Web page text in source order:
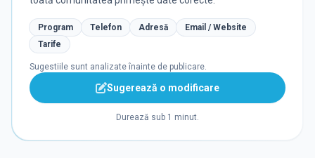
Program Telefon Adresă
Email / Website
Tarife
Sugestiile sunt analizate înainte de publicare.
Sugerează o modificare
Durează sub 1 minut.